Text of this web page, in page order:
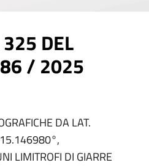
DEL
/ 2025
DA LAT.
LIMITROFI DI GIARRE